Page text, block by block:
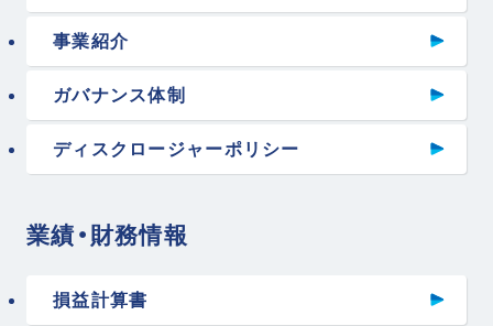
事業紹介
ガバナンス体制
ディスクロージャーポリシー
業績・財務情報
損益計算書